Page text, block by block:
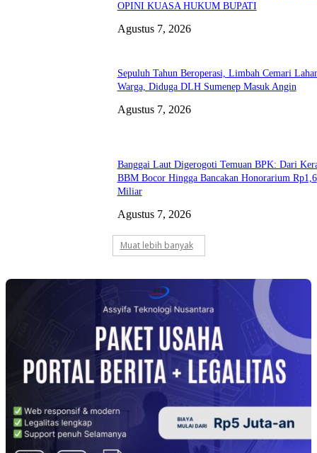
OPINI KUASA HUKUM BUPATI
Agustus 7, 2026
Sepuluh Tahun Beroperasi, Limbah Cemari
Warga, Diduga DLH Sumenep Masuk Angin
Agustus 7, 2026
Banggai Laut Digerogoti Temuan BPK: Dari
BBM Bocor Hingga Bancakan Honorarium Rp1,6
Miliar
Agustus 7, 2026
Muat lebih banyak